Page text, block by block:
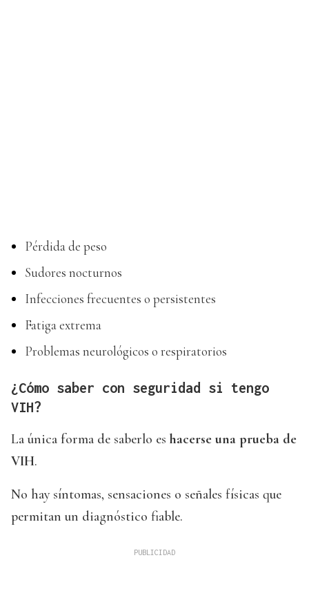
Pérdida de peso
Sudores nocturnos
Infecciones frecuentes o persistentes
Fatiga extrema
Problemas neurológicos o respiratorios
¿Cómo saber con seguridad si tengo
VIH?
La única forma de saberlo es hacerse una prueba de
VIH.
No hay síntomas, sensaciones o señales físicas que
permitan un diagnóstico fiable.